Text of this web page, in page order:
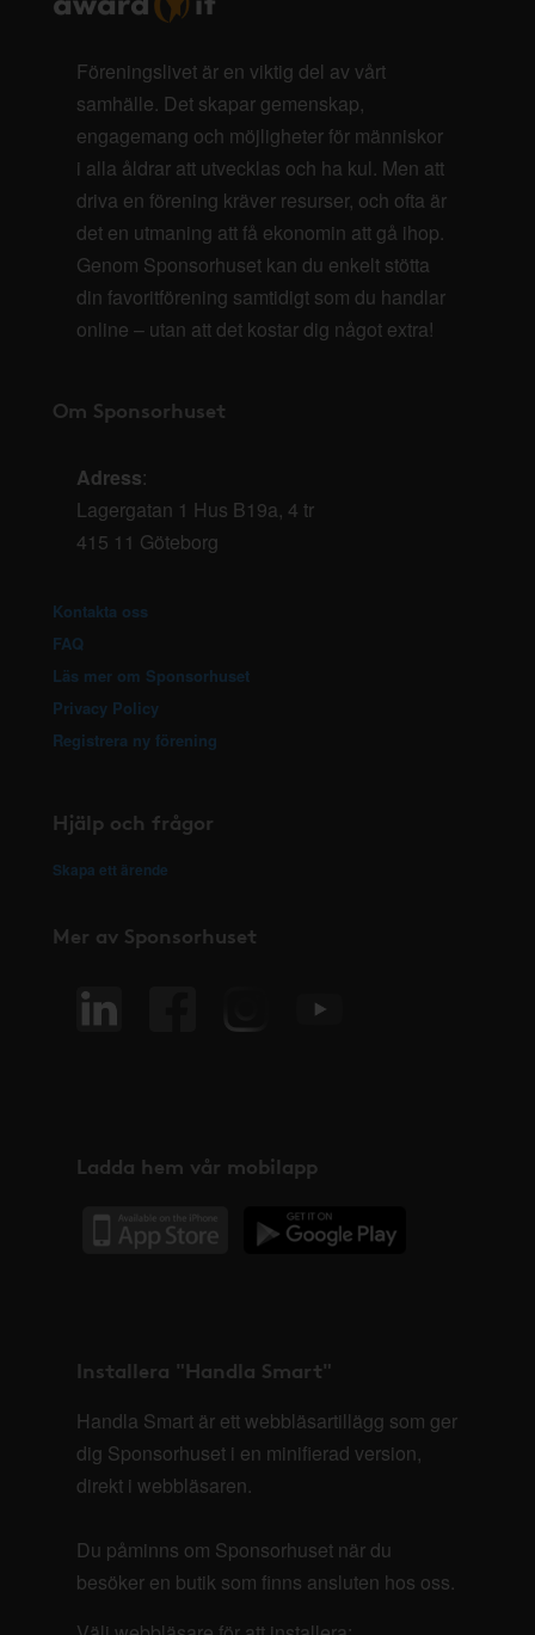
Föreningslivet är en viktig del av vårt
samhälle. Det skapar gemenskap,
engagemang och möjligheter för människor
i alla åldrar att utvecklas och ha kul. Men att
driva en förening kräver resurser, och ofta är
det en utmaning att få ekonomin att gå ihop.
Genom Sponsorhuset kan du enkelt stötta
din favoritförening samtidigt som du handlar
online – utan att det kostar dig något extra!
Om Sponsorhuset
Adress:
Lagergatan 1 Hus B19a, 4 tr
415 11 Göteborg
Kontakta oss
FAQ
Läs mer om Sponsorhuset
Privacy Policy
Registrera ny förening
Hjälp och frågor
Skapa ett ärende
Mer av Sponsorhuset
Ladda hem vår mobilapp
Installera "Handla Smart"
Handla Smart är ett webbläsartillägg som ger
dig Sponsorhuset i en minifierad version,
direkt i webbläsaren.
Du påminns om Sponsorhuset när du
besöker en butik som finns ansluten hos oss.